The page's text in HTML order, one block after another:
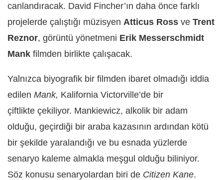
canlandıracak. David Fincher’ın daha önce farklı
projelerde çalıştığı müzisyen Atticus Ross ve Trent
Reznor, görüntü yönetmeni Erik Messerschmidt
Mank filmden birlikte çalışacak.
Yalnızca biyografik bir filmden ibaret olmadığı iddia
edilen Mank, Kalifornia Victorville’de bir
çiftlikte çekiliyor. Mankiewicz, alkolik bir adam
olduğu, geçirdiği bir araba kazasının ardından kötü
bir şekilde yaralandığı ve bu esnada yüzlerde
senaryo kaleme almakla meşgul olduğu biliniyor.
Söz konusu senaryolardan biri de Citizen Kane.